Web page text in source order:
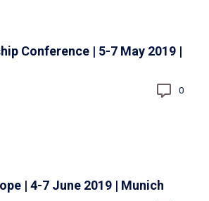
Conference | 5-7 May 2019 |
0
| 4-7 June 2019 | Munich